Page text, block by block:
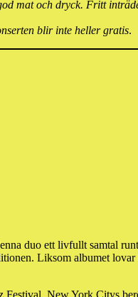
mat och dryck. Fritt
blir inte heller gratis.
duo ett livfullt samtal
Liksom albumet
Festival, New York Citys